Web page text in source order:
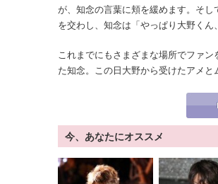
が、知念の言葉に頬を緩めます。そ
を交わし、知念は「やっぱり大野くん
これまでにもさまざまな場所でファ
た知念。この日大野から受けたアメと
今、あなたにオススメ